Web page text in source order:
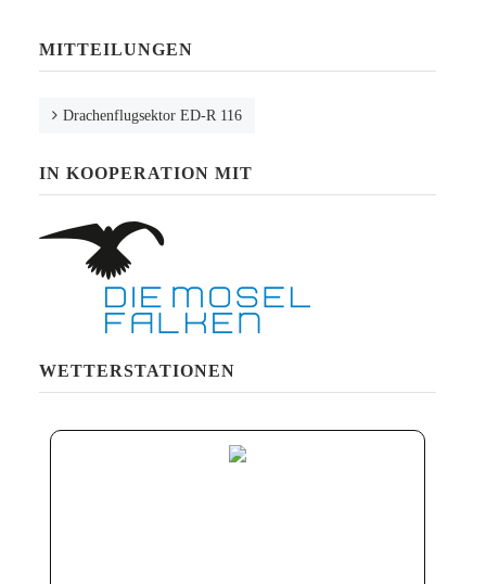
MITTEILUNGEN
Drachenflugsektor ED-R 116
IN KOOPERATION MIT
WETTERSTATIONEN